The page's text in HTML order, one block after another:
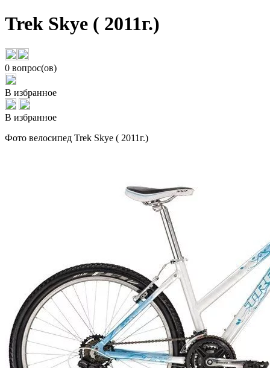
Trek Skye ( 2011г.)
0 вопрос(ов)
В избранное
В избранное
Фото велосипед Trek Skye ( 2011г.)